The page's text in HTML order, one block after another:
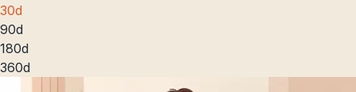
30d
90d
180d
360d